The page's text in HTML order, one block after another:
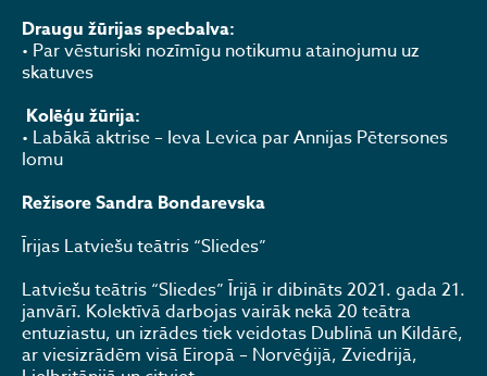
Draugu žūrijas specbalva:
• Par vēsturiski nozīmīgu notikumu atainojumu uz
skatuves
Kolēģu žūrija:
• Labākā aktrise – Ieva Levica par Annijas Pētersones
lomu
Režisore Sandra Bondarevska
Īrijas Latviešu teātris “Sliedes”
Latviešu teātris “Sliedes” Īrijā ir dibināts 2021. gada 21.
janvārī. Kolektīvā darbojas vairāk nekā 20 teātra
entuziastu, un izrādes tiek veidotas Dublinā un Kildārē,
ar viesizrādēm visā Eiropā – Norvēģijā, Zviedrijā,